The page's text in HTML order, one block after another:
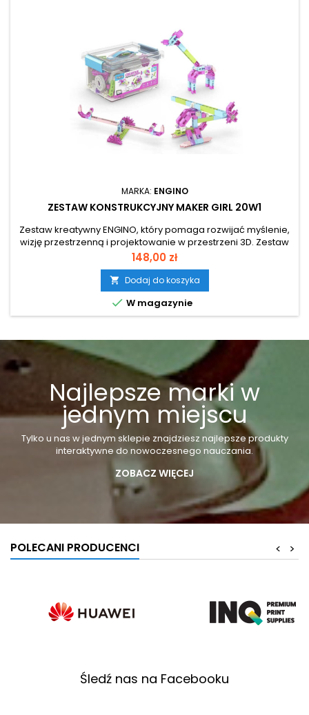
MARKA: ENGINO
ZESTAW KONSTRUKCYJNY MAKER GIRL 20W1
Zestaw kreatywny ENGINO, który pomaga rozwijać myślenie,
wizję przestrzenną i projektowanie w przestrzeni 3D. Zestaw
Maker Girl 20w1 zawiera 111 elementów i można z nich
złożyć 20 niesamowitych zabawek, takich jak
helikopter, wózek dziecięcy, łódkę, huśtawkę, żyrafę, skuter
śnieżny i wiele innych.
Cena
148,00 zł
 Dodaj do koszyka
 W magazynie
Najlepsze marki w
jednym miejscu
Tylko u nas w jednym sklepie znajdziesz najlepsze produkty
interaktywne do nowoczesnego nauczania.
ZOBACZ WIĘCEJ
POLECANI PRODUCENCI >
<
Śledź nas na Facebooku